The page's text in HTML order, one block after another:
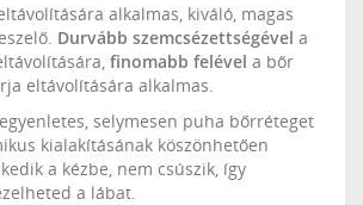
alkalmas, kiváló, magas
Durvább szemcsézettségével a
finomabb felével a bőr
eltávolítására alkalmas.
selymesen puha bőrréteget
kialakításának köszönhetően
a kézbe, nem csúszik, így
a lábat.